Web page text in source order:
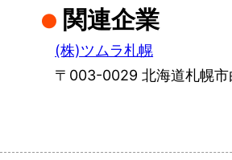
関連企業
(株)ツムラ札幌
〒003-0029 北海道札幌市